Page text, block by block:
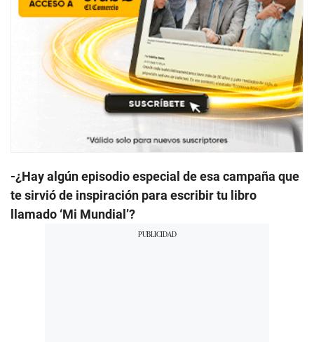
-¿Hay algún episodio especial de esa campaña que
te sirvió de inspiración para escribir tu libro
llamado ‘Mi Mundial’?